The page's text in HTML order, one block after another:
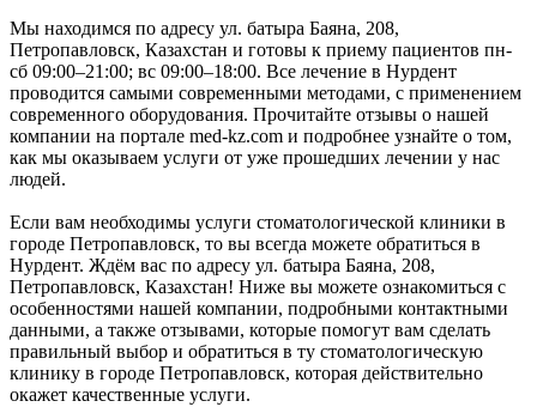
Мы находимся по адресу ул. батыра Баяна, 208,
Петропавловск, Казахстан и готовы к приему пациентов пн-
сб 09:00–21:00; вс 09:00–18:00. Все лечение в Нурдент
проводится самыми современными методами, с применением
современного оборудования. Прочитайте отзывы о нашей
компании на портале med-kz.com и подробнее узнайте о том,
как мы оказываем услуги от уже прошедших лечении у нас
людей.
Если вам необходимы услуги стоматологической клиники в
городе Петропавловск, то вы всегда можете обратиться в
Нурдент. Ждём вас по адресу ул. батыра Баяна, 208,
Петропавловск, Казахстан! Ниже вы можете ознакомиться с
особенностями нашей компании, подробными контактными
данными, а также отзывами, которые помогут вам сделать
правильный выбор и обратиться в ту стоматологическую
клинику в городе Петропавловск, которая действительно
окажет качественные услуги.